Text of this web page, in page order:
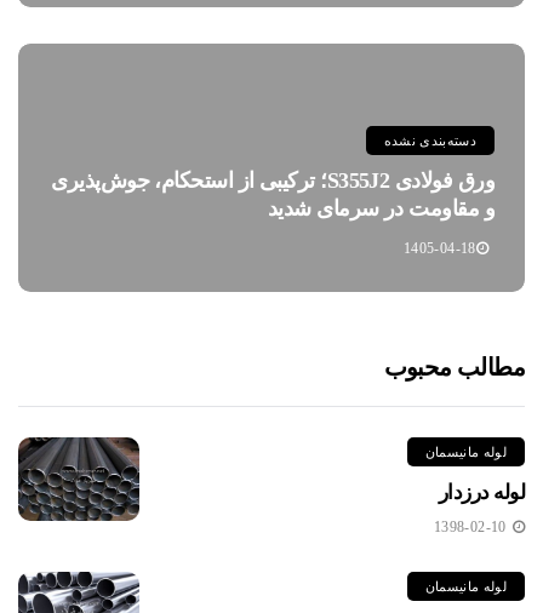
دسته‌بندی نشده
ورق فولادی S355J2؛ ترکیبی از استحکام، جوش‌پذیری
و مقاومت در سرمای شدید
1405-04-18
مطالب محبوب
لوله مانیسمان
لوله درزدار
1398-02-10
لوله مانیسمان